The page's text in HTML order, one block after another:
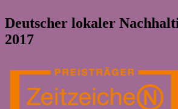
Deutscher lokaler
2017